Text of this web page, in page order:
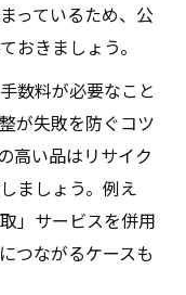
っているため、公
おきましょう。
数料が必要なこと
が失敗を防ぐコツ
高い品はリサイク
ましょう。例え
」サービスを併用
つながるケースも